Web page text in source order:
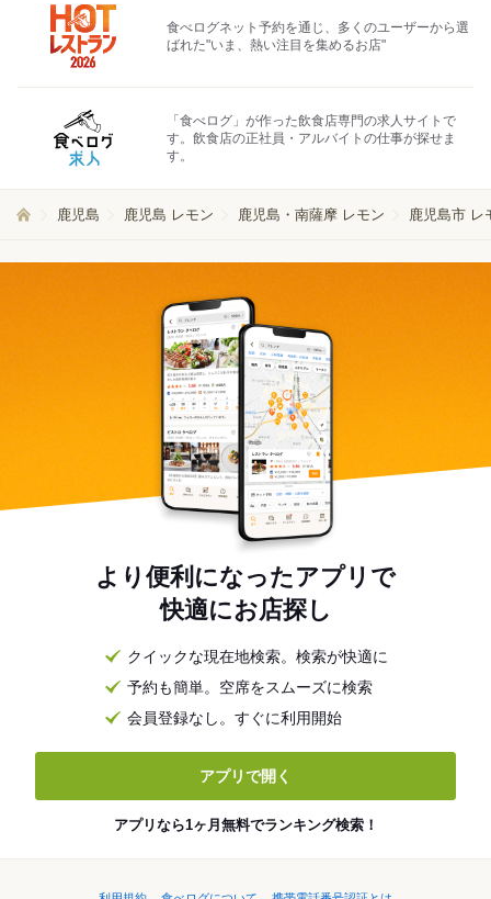
食べログネット予約を通じ、多くのユーザーから選
ばれた"いま、熱い注目を集めるお店"
「食べログ」が作った飲食店専門の求人サイトで
す。飲食店の正社員・アルバイトの仕事が探せま
す。
鹿児島 鹿児島 レモン 鹿児島・南薩摩 レモン 鹿児島市 レ
より便利になったアプリで
快適にお店探し
クイックな現在地検索。検索が快適に
予約も簡単。空席をスムーズに検索
会員登録なし。すぐに利用開始
アプリで開く
アプリなら1ヶ月無料でランキング検索！